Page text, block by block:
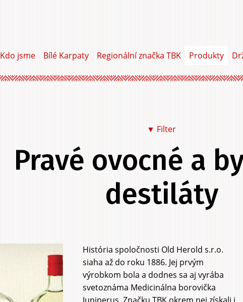
Kdo jsme Bílé Karpaty Regionální značka TBK Produkty
▼ Filter
Jídlo a pitíNa sebe
Do zahrady
Služby
Pravé ovocné a
destiláty
História spoločnosti Old Herold s.r.o.
siaha až do roku 1886. Jej prvým
výrobkom bola a dodnes sa aj vyrába
svetoznáma Medicinálna borovička